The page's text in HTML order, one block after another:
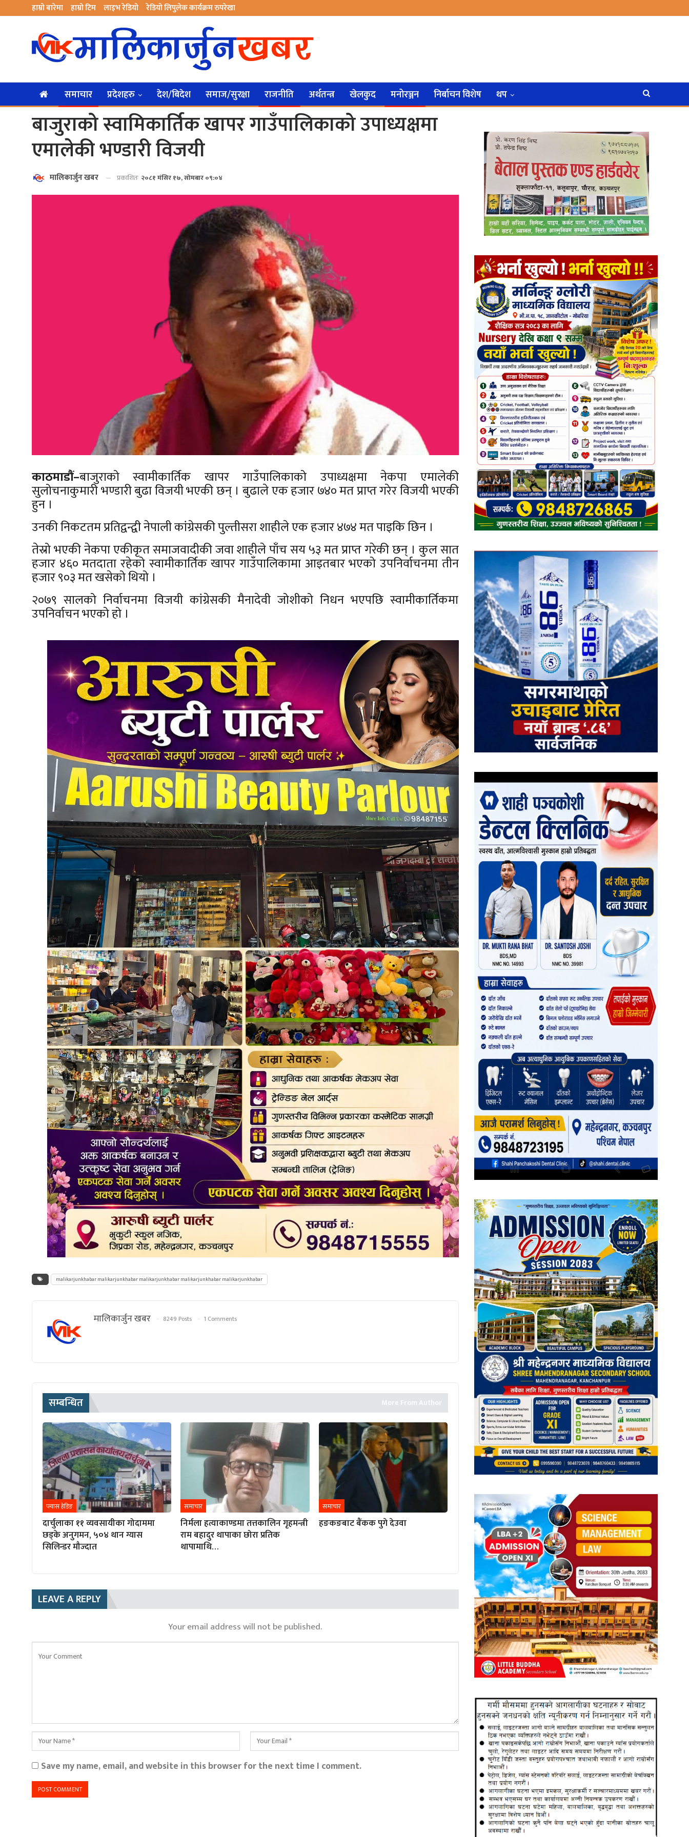
हाम्रो बारेमा हाम्रो टिम लाइभ रेडियो रेडियो लिपुलेक कार्यक्रम रुपरेखा
समाचार प्रदेशहरु देश/बिदेश समाज/सुरक्षा राजनीति अर्थतन्त्र खेलकुद मनोरञ्जन निर्बाचन विशेष थप
बाजुराको स्वामिकार्तिक खापर गाउँपालिकाको उपाध्यक्षमा
एमालेकी भण्डारी विजयी
मालिकार्जुन खबर प्रकाशितः २०८१ मंसिर १७, सोमबार ०९:०४
काठमाडौं–बाजुराको स्वामीकार्तिक खापर गाउँपालिकाको उपाध्यक्षमा नेकपा एमालेकी
सुलोचनाकुमारी भण्डारी बुढा विजयी भएकी छन् । बुढाले एक हजार ७४० मत प्राप्त गरेर विजयी भएकी
हुन ।
उनकी निकटतम प्रतिद्वन्द्वी नेपाली कांग्रेसकी पुल्तीसरा शाहीले एक हजार ४७४ मत पाइकि छिन ।
तेस्रो भएकी नेकपा एकीकृत समाजवादीकी जवा शाहीले पाँच सय ५३ मत प्राप्त गरेकी छन् । कुल सात
हजार ४६० मतदाता रहेको स्वामीकार्तिक खापर गाउँपालिकामा आइतबार भएको उपनिर्वाचनमा तीन
हजार ९०३ मत खसेको थियो ।
२०७९ सालको निर्वाचनमा विजयी कांग्रेसकी मैनादेवी जोशीको निधन भएपछि स्वामीकार्तिकमा
उपनिर्वाचन भएको हो ।
malikarjunkhabar malikarjunkhabar malikarjunkhabar malikarjunkhabar malikarjunkhabar
मालिकार्जुन खबर 8249 Posts 1 Comments
सम्बन्धित More From Author
फ्यास हेडिङ
दार्चुलाका ११ व्यवसायीका गोदाममा
छड्के अनुगमन, ५०४ थान ग्यास
सिलिन्डर मौज्दात
समाचार
निर्मला हत्याकाण्डमा तत्तकालिन गृहमन्त्री
राम बहादुर थापाका छोरा प्रतिक
थापामाथि…
समाचार
हङकङबाट बैंकक पुगे देउवा
LEAVE A REPLY
Your email address will not be published.
Save my name, email, and website in this browser for the next time I comment.